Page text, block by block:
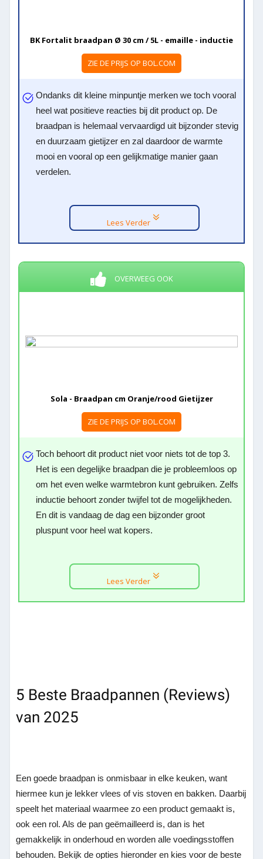
BK Fortalit braadpan Ø 30 cm / 5L - emaille - inductie
ZIE DE PRIJS OP BOL.COM
Ondanks dit kleine minpuntje merken we toch vooral
heel wat positieve reacties bij dit product op. De
braadpan is helemaal vervaardigd uit bijzonder stevig
en duurzaam gietijzer en zal daardoor de warmte
mooi en vooral op een gelijkmatige manier gaan
verdelen.
Lees Verder
OVERWEEG OOK
Sola - Braadpan cm Oranje/rood Gietijzer
ZIE DE PRIJS OP BOL.COM
Toch behoort dit product niet voor niets tot de top 3.
Het is een degelijke braadpan die je probleemloos op
om het even welke warmtebron kunt gebruiken. Zelfs
inductie behoort zonder twijfel tot de mogelijkheden.
En dit is vandaag de dag een bijzonder groot
pluspunt voor heel wat kopers.
Lees Verder
5 Beste Braadpannen (Reviews)
van 2025
Een goede braadpan is onmisbaar in elke keuken, want
hiermee kun je lekker vlees of vis stoven en bakken. Daarbij
speelt het materiaal waarmee zo een product gemaakt is,
ook een rol. Als de pan geëmailleerd is, dan is het
gemakkelijk in onderhoud en worden alle voedingsstoffen
behouden. Bekijk de opties hieronder en kies voor de beste